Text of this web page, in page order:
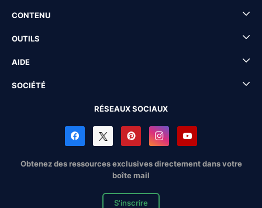
CONTENU
OUTILS
AIDE
SOCIÉTÉ
RÉSEAUX SOCIAUX
Obtenez des ressources exclusives directement dans votre
boîte mail
S'inscrire